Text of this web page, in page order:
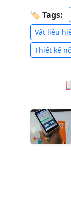
🏷 Tags:
Vật liệu
Thiết kế